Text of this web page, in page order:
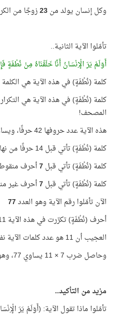
وكل إنسان يولد من23زوجًا من
تأمّلوا الآية الثانية..
أَوَلَمْ يَرَ الْإِنْسَانُ أَنَّا خَلَقْنَاهُ مِنْ
كلمة (نُطْفَةٍ) في هذه الآية هي
كلمة (نُطْفَةٍ) في هذه الآية هي
المصحف!
هذه الآية عدد حروفها 42 حرفًا، ويساوي
كلمة (نُطْفَةٍ) تأتي قبل 14 حرفًا من نهاية الآية، ويساوي
كلمة (نُطْفَةٍ) تأتي قبل7أحرف
كلمة (نُطْفَةٍ) تأتي قبل7أحرف غير
الآن تأمّلوا رقم الآية وهو العدد77
أحرف (نُطْفَةٍ) تكرّرت في هذه الآية 11 مرّة!
العجيب أن 11 هو عدد كلمات الآية نفسها!
وحاصل ضرب 7 × 11 يساوي 77، وهو رقم الآية!
مزيد من التأكيد..
تأمّلوا ماذا تقول الآية: (أَوَلَمْ يَرَ